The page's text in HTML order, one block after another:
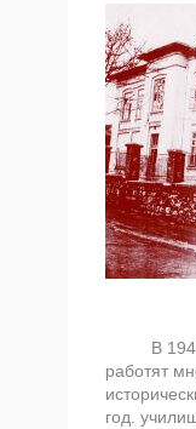
В
работят
год.